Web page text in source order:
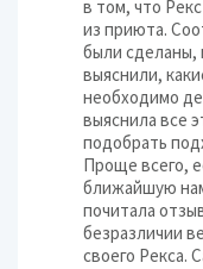
в том, что
из приюта.
были сделаны,
выяснили,
необходимо
выяснила все
подобрать
Проще всего,
ближайшую
почитала
безразличии
своего Рекса.